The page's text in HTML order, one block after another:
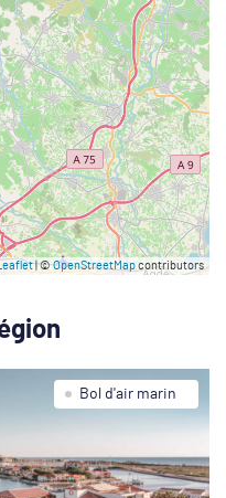
| ©OpenStreetMapcontributors
Bol d'air marin